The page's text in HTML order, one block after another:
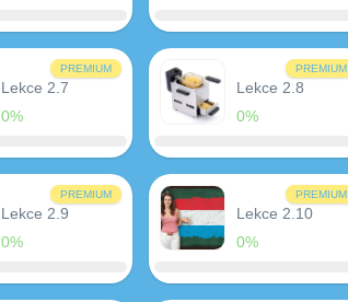
PREMIUM
Lekce 2.7
0%
PREMIUM
Lekce 2.8
0%
PREMIUM
Lekce 2.9
0%
PREMIUM
Lekce 2.10
0%